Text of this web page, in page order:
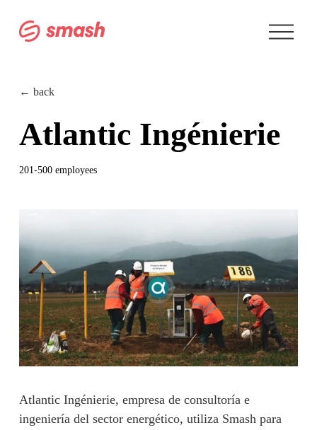
A
b
Atlantic Ingénierie
← back
201-500 employees
r
t
a
m
a
ñ
o
c
o
m
p
t
o
Atlantic Ingénierie, empresa de consultoría e
ingeniería del sector energético, utiliza Smash para